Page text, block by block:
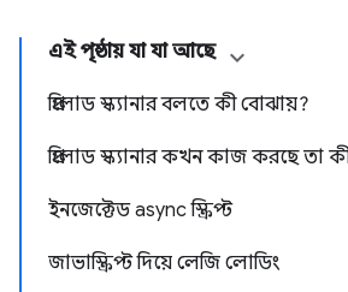
এই পৃষ্ঠায় যা যা আছে
প্রিলোড স্ক্যানার বলতে কী বোঝায়?
প্রিলোড স্ক্যানার কখন কাজ করছে তা
ইনজেক্টেড async স্ক্রিপ্ট
জাভাস্ক্রিপ্ট দিয়ে লেজি লোডিং